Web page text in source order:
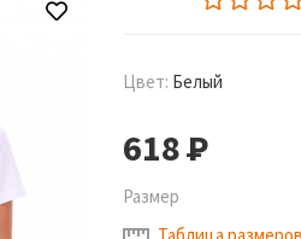
Цвет: Белый
618Р
Размер